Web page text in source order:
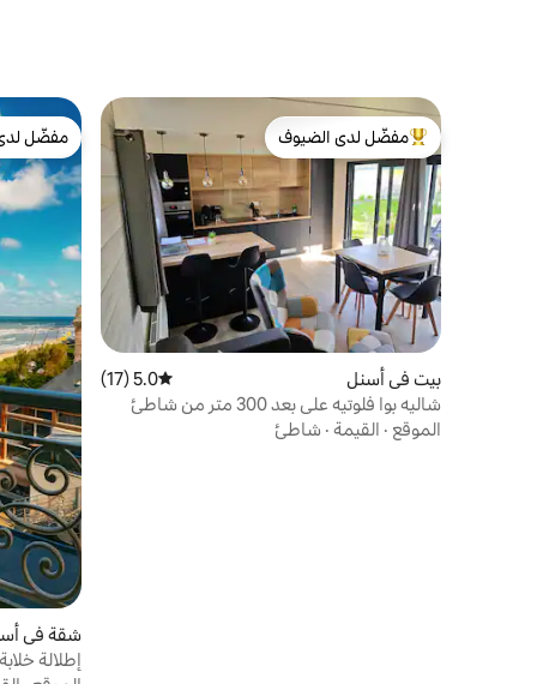
من أبرز البيوت المفضّلة لدى الضيوف
مفضّل لدى الضيوف
بيت في أسنل متوسط التقييم 5.0 من 5، 17 مراجعات
5.0 (17)
شاليه بوا فلوتيه على بعد 300 متر من شاطئ
جولد بيتش
الموقع · القيمة · شاطئ
مفضّل
مفضّل
شقة في
إطلالة